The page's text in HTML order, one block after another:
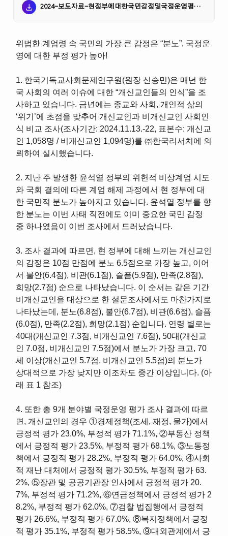
2024-보도자료-현정부에대한국민감정및국정운영평가조사
위법한 계엄령 속 국민의 가장 큰 감정은 “분노”, 국정운
영에 대한 부정 평가 높아!
1. 한국기독교사회문제연구원(원장 신승민)은 매년 한
국 사회의 여러 이슈에 대한 “개신교인들의 인식”을 조
사하고 있습니다. 금년에는 종교와 사회, 개인적 삶의
‘위기’에 초점을 맞추어 개신교인과 비개신교인 사회인
식 비교 조사(조사기간: 2024.11.13.-22, 표본수: 개신교
인 1,058명 / 비개신교인 1,094명)를 ㈜한국리서치에 의
뢰하여 실시했습니다.
2. 지난 주 발생한 윤석열 정부의 위헌적 비상계엄 시도
와 국회 결의에 따른 계엄 해제 과정에서 현 정부에 대
한 국민적 분노가 높아지고 있습니다. 윤석열 정부를 향
한 분노는 이번 사태 직전에도 이미 중요한 국민 감정
중 하나였음이 이번 조사에서 드러났습니다.
3. 조사 결과에 따르면, 현 정부에 대해 느끼는 개신교인
의 감정은 10점 만점에 분노 6.5점으로 가장 높고, 이어
서 불안(6.4점), 비관(6.1점), 슬픔(5.9점), 만족(2.8점),
희망(2.7점) 순으로 나타났습니다. 이 순서는 같은 기간
비개신교인을 대상으로 한 설문조사에서도 마찬가지로
나타났는데, 분노(6.8점), 불안(6.7점), 비관(6.6점), 슬픔
(6.0점), 만족(2.2점), 희망(2.1점) 순입니다. 연령 별로는
40대(개신교인 7.3점, 비개신교인 7.6점), 50대(개신교
인 7.0점, 비개신교인 7.5점)에서 분노가 가장 크고, 70
세 이상(개신교인 5.7점, 비개신교인 5.5점)의 분노가
상대적으로 가장 낮지만 이조차도 중간 이상입니다. (아
래 표 1 참조)
4. 또한 총 9개 분야별 국정운영 평가 조사 결과에 따르
면, 개신교인의 경우 ①경제정책(조세, 재정, 물가)에서
긍정적 평가 23.0%, 부정적 평가 71.1%, ②부동산 정책
에서 긍정적 평가 23.5%, 부정적 평가 68.1%, ③노동정
책에서 긍정적 평가 28.2%, 부정적 평가 64.0%, ④사회
적 재난 대처에서 긍정적 평가 30.5%, 부정적 평가 63.
2%, ⑤장관 및 공공기관장 인사에서 긍정적 평가 20.
7%, 부정적 평가 71.2%, ⑥연금정책에서 긍정적 평가 2
8.2%, 부정적 평가 62.0%, ⑦검찰 법집행에서 긍정적
평가 26.6%, 부정적 평가 67.0%, ⑧복지정책에서 긍정
적 평가 35.1%, 부정적 평가 58.5%, ⑨대외관계에서 긍